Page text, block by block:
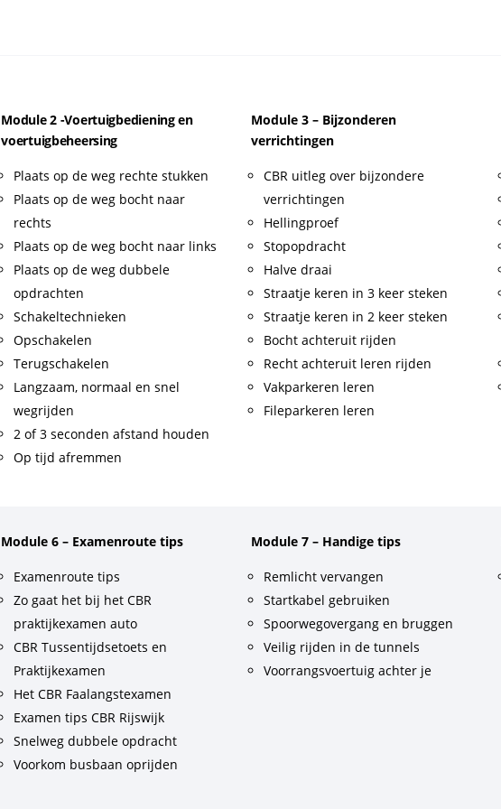
Module 2 -Voertuigbediening en
voertuigbeheersing
Plaats op de weg rechte stukken
Plaats op de weg bocht naar
rechts
Plaats op de weg bocht naar links
Plaats op de weg dubbele
opdrachten
Schakeltechnieken
Opschakelen
Terugschakelen
Langzaam, normaal en snel
wegrijden
2 of 3 seconden afstand houden
Op tijd afremmen
Module 3 – Bijzonderen
verrichtingen
CBR uitleg over bijzondere
verrichtingen
Hellingproef
Stopopdracht
Halve draai
Straatje keren in 3 keer steken
Straatje keren in 2 keer steken
Bocht achteruit rijden
Recht achteruit leren rijden
Vakparkeren leren
Fileparkeren leren
Module 6 – Examenroute tips
Examenroute tips
Zo gaat het bij het CBR
praktijkexamen auto
CBR Tussentijdsetoets en
Praktijkexamen
Het CBR Faalangstexamen
Examen tips CBR Rijswijk
Snelweg dubbele opdracht
Voorkom busbaan oprijden
Module 7 – Handige tips
Remlicht vervangen
Startkabel gebruiken
Spoorwegovergang en bruggen
Veilig rijden in de tunnels
Voorrangsvoertuig achter je